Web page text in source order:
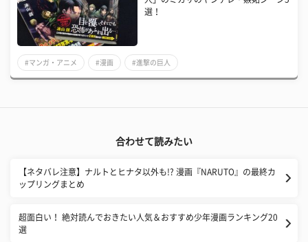
選！
#マンガ・アニメ #漫画 #進撃の巨人
合わせて読みたい
【ネタバレ注意】ナルトとヒナタ以外も!? 漫画『NARUTO』の最終カ
ップリングまとめ
超面白い！ 絶対読んでおきたい人気＆おすすめ少年漫画ランキング20
選